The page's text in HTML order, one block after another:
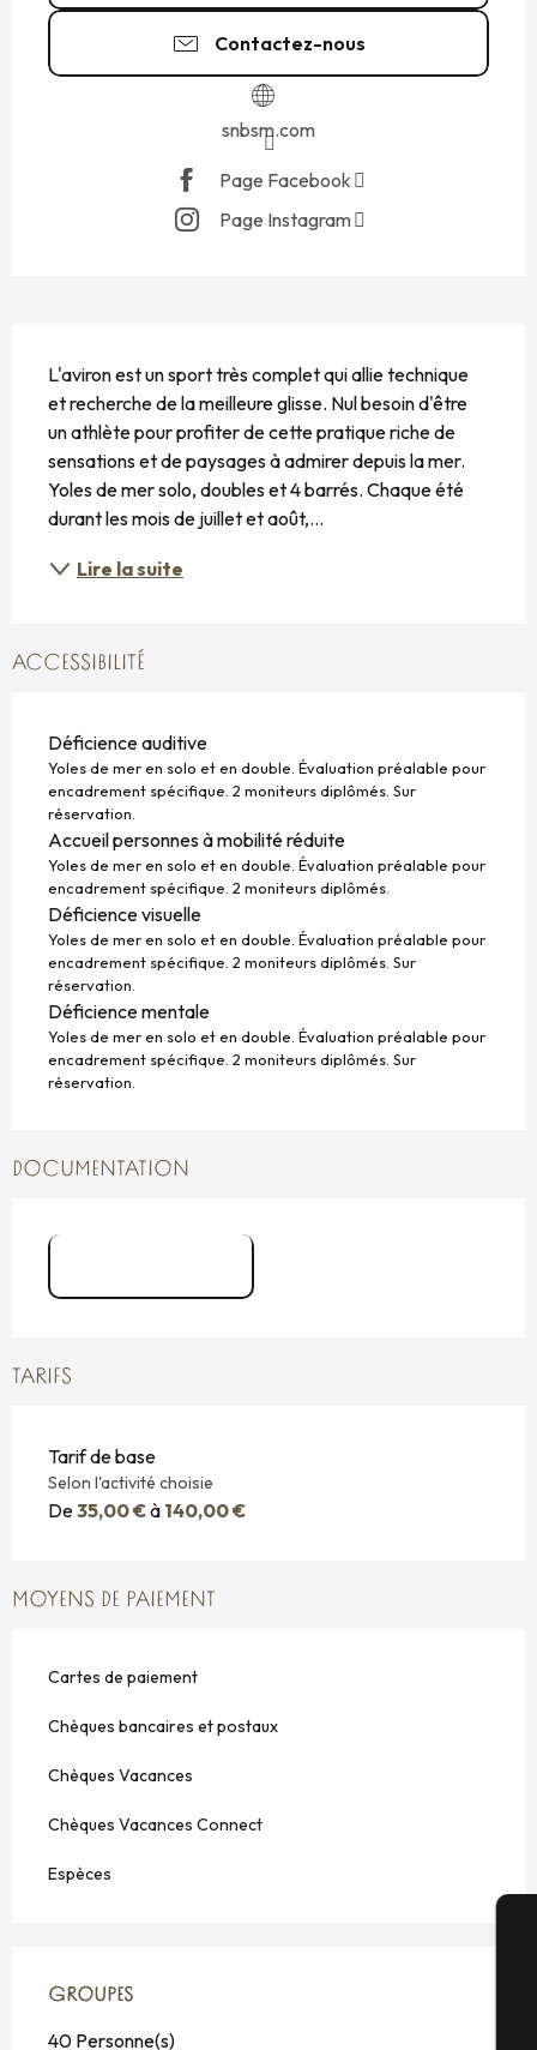
Contactez-nous
snbsm.com
Page Facebook
Page Instagram
L'aviron est un sport très complet qui allie technique
et recherche de la meilleure glisse. Nul besoin d'être
un athlète pour profiter de cette pratique riche de
sensations et de paysages à admirer depuis la mer.
Yoles de mer solo, doubles et 4 barrés. Chaque été
durant les mois de juillet et août,...
Lire la suite
ACCESSIBILITÉ
Déficience auditive
Yoles de mer en solo et en double. Évaluation préalable pour
encadrement spécifique. 2 moniteurs diplômés. Sur
réservation.
Accueil personnes à mobilité réduite
Yoles de mer en solo et en double. Évaluation préalable pour
encadrement spécifique. 2 moniteurs diplômés.
Déficience visuelle
Yoles de mer en solo et en double. Évaluation préalable pour
encadrement spécifique. 2 moniteurs diplômés. Sur
réservation.
Déficience mentale
Yoles de mer en solo et en double. Évaluation préalable pour
encadrement spécifique. 2 moniteurs diplômés. Sur
réservation.
DOCUMENTATION
TARIFS
Tarif de base
Selon l'activité choisie
De35,00 €à 140,00 €
MOYENS DE PAIEMENT
Cartes de paiement
Chèques bancaires et postaux
Chèques Vacances
Chèques Vacances Connect
Espèces
GROUPES
GROUPES
40 Personne(s)